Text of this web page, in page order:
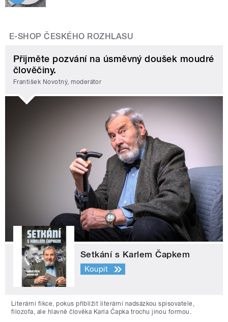
E-SHOP ČESKÉHO ROZHLASU
Přijměte pozvání na úsměvný doušek moudré
člověčiny.
František Novotný, moderátor
Setkání s Karlem Čapkem
Koupit
Literární fikce, pokus přiblížit literární nadsázkou spisovatele,
filozofa, ale hlavně člověka Karla Čapka trochu jinou formou.